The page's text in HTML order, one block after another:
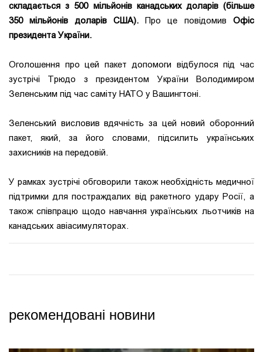
складається з 500 мільйонів канадських доларів (більше
350 мільйонів доларів США).Про це повідомивОфіс
президента України.
Оголошення про цей пакет допомоги відбулося під час
зустрічі Трюдо з президентом України Володимиром
Зеленським під час саміту НАТО у Вашингтоні.
Зеленський висловив вдячність за цей новий оборонний
пакет, який, за його словами, підсилить українських
захисників на передовій.
У рамках зустрічі обговорили також необхідність медичної
підтримки для постраждалих від ракетного удару Росії, а
також співпрацю щодо навчання українських льотчиків на
канадських авіасимуляторах.
рекомендовані новини